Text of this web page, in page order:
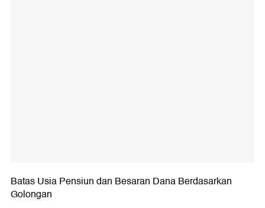
Batas Usia Pensiun dan Besaran Dana Berdasarkan
Golongan